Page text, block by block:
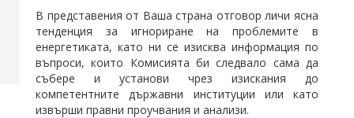
В представения от Ваша страна отговор личи ясна
тенденция за игнориране на проблемите в
енергетиката, като ни се изисква информация по
въпроси, които Комисията би следвало сама да
събере и установи чрез изискания до
компетентните държавни институции или като
извърши правни проучвания и анализи.